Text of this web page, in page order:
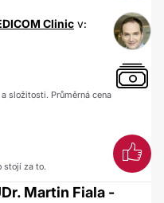
Clinic v:
složitosti. Průměrná cena
stojí za to.
Martin Fiala -